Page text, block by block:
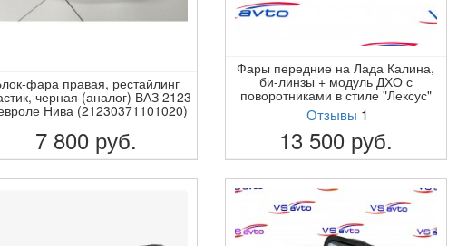
фара правая, рестайлинг
черная (аналог) ВАЗ 2123
Нива (21230371101020)
7 800 руб.
ПОДРОБНЕЕ
Фары передние на Лада Калина,
би-линзы + модуль ДХО с
поворотниками в стиле "Лексус"
Отзывы 1
13 500 руб.
ПОДРОБНЕЕ